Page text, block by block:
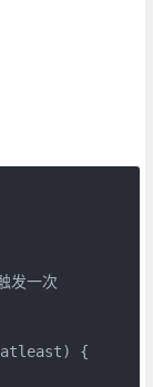
发一次
{